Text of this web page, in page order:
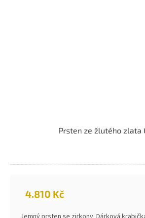
Prsten ze žlutého zlata
4.810 Kč